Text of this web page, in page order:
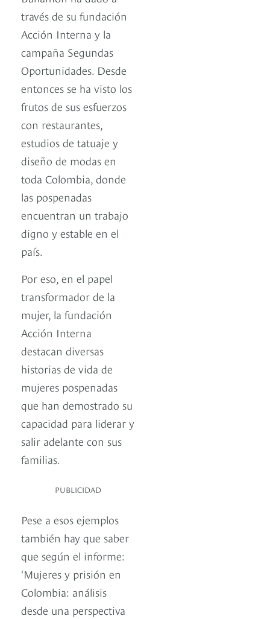
través de su fundación
Acción Interna y la
campaña Segundas
Oportunidades. Desde
entonces se ha visto los
frutos de sus esfuerzos
con restaurantes,
estudios de tatuaje y
diseño de modas en
toda Colombia, donde
las pospenadas
encuentran un trabajo
digno y estable en el
país.
Por eso, en el papel
transformador de la
mujer, la fundación
Acción Interna
destacan diversas
historias de vida de
mujeres pospenadas
que han demostrado su
capacidad para liderar y
salir adelante con sus
familias.
PUBLICIDAD
Pese a esos ejemplos
también hay que saber
que según el informe:
‘Mujeres y prisión en
Colombia: análisis
desde una perspectiva